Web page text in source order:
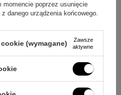
+4
pióro atramentem?
być używany z nabojami
komplecie?Odpowiedź:
startowy nabój, eleganckie
Waterman oraz gwarancja
poprzez usunięcie
danego urządzenia końcowego.
(wymagane)
Zawsze
aktywne